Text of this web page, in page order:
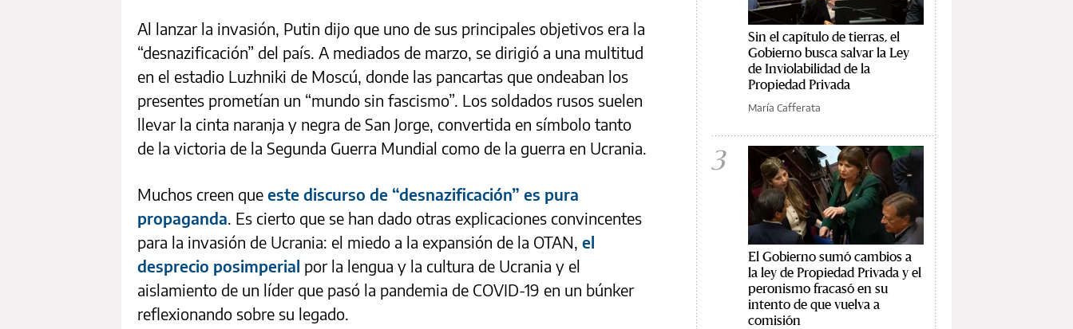
Al lanzar la invasión, Putin dijo que uno de sus principales objetivos era la
“desnazificación” del país. A mediados de marzo, se dirigió a una multitud
en el estadio Luzhniki de Moscú, donde las pancartas que ondeaban los
presentes prometían un “mundo sin fascismo”. Los soldados rusos suelen
llevar la cinta naranja y negra de San Jorge, convertida en símbolo tanto
de la victoria de la Segunda Guerra Mundial como de la guerra en Ucrania.
Muchos creen que este discurso de “desnazificación” es pura
propaganda. Es cierto que se han dado otras explicaciones convincentes
para la invasión de Ucrania: el miedo a la expansión de la OTAN, el
desprecio posimperial por la lengua y la cultura de Ucrania y el
aislamiento de un líder que pasó la pandemia de COVID-19 en un búnker
reflexionando sobre su legado.
Sin el capítulo de tierras, el
Gobierno busca salvar la Ley
de Inviolabilidad de la
Propiedad Privada
María Cafferata
3
El Gobierno sumó cambios a
la ley de Propiedad Privada y el
peronismo fracasó en su
intento de que vuelva a
comisión